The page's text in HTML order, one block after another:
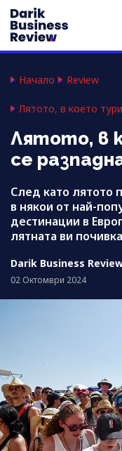
Начало Review
Лятото, в което
Лятото, в
се
След като лятото
в някои от най-
дестинации в
лятната ви
Darik Business
02 Октомври 2024